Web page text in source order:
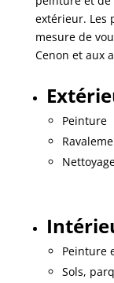
extérieur. Les
mesure de
Cenon et aux
Peinture
Peinture
Sols,